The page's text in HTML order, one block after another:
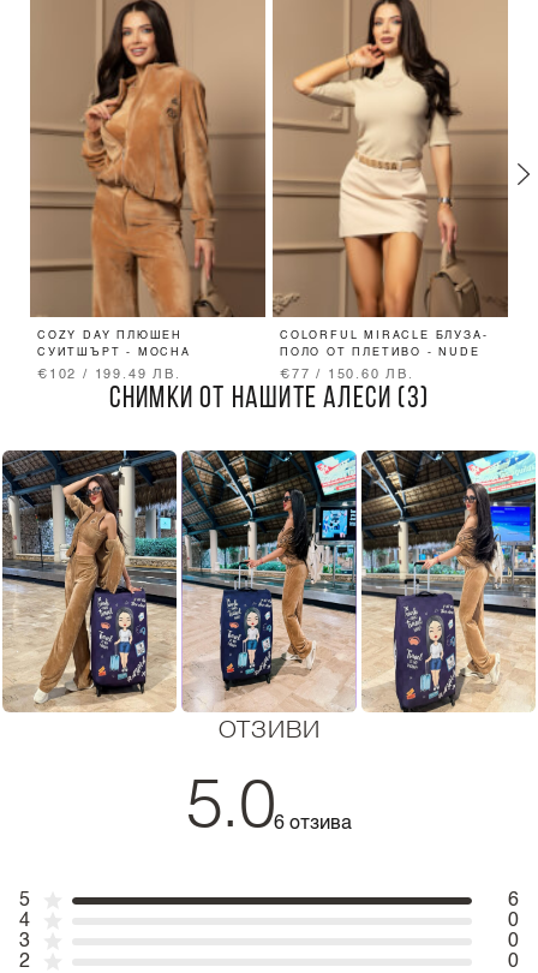
COZY DAY ПЛЮШЕН
СУИТШЪРТ - MOCHA
€102 / 199.49 ЛВ.
COLORFUL MIRACLE БЛУЗА-
ПОЛО ОТ ПЛЕТИВО - NUDE
€77 / 150.60 ЛВ.
СНИМКИ ОТ НАШИТЕ АЛЕСИ (3)
ОТЗИВИ
5.06 отзива
5
6
4
0
3
0
2
0